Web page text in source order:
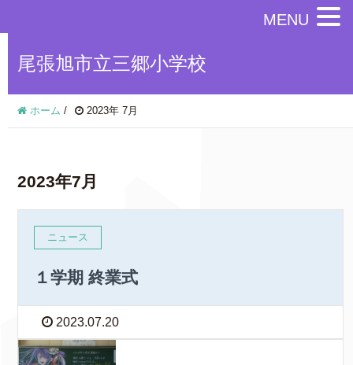
尾張旭市立三郷小学校
ホーム / 2023年 7月
2023年7月
ニュース
１学期 終業式
2023.07.20
MENU